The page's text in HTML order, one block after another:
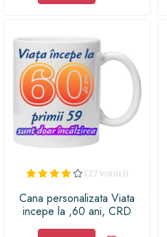
(27 voturi)
Cana personalizata Viata
incepe la ,60 ani, CRD